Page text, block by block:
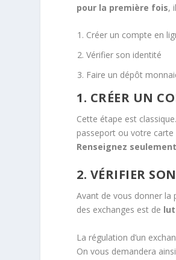
pour la première fois,
Créer un compte en
Vérifier son identité
Faire un dépôt
1. CRÉER UN
Cette étape est
passeport ou votre carte
Renseignez
2. VÉRIFIER
Avant de vous donner la
des exchanges est de
La régulation d’un
On vous demandera